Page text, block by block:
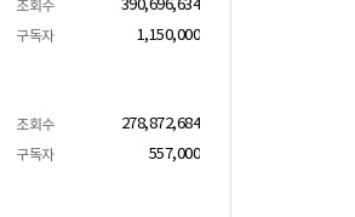
조회수 390,696,634
구독자 1,150,000
조회수 278,872,684
구독자 557,000